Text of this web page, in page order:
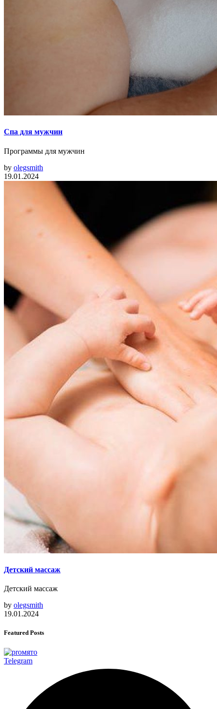
Спа для мужчин
Программы для мужчин
by olegsmith
19.01.2024
Детский массаж
Детский массаж
by olegsmith
19.01.2024
Featured Posts
Telegram